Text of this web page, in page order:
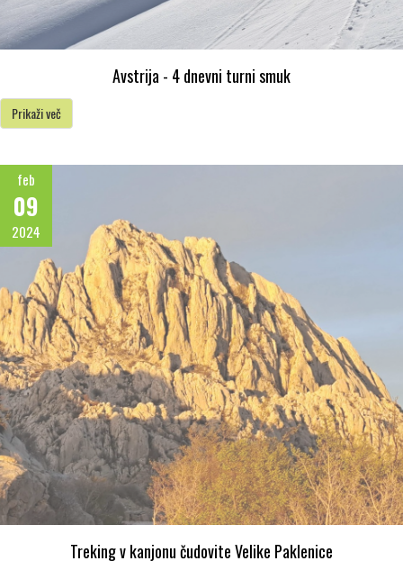
Avstrija - 4 dnevni turni smuk
Prikaži več
feb
09
2024
Treking v kanjonu čudovite Velike Paklenice